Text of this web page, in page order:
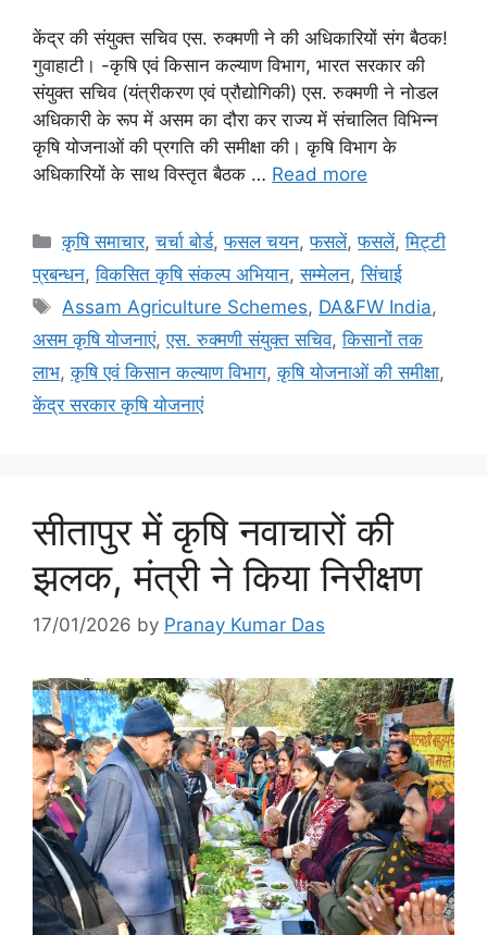
केंद्र की संयुक्त सचिव एस. रुक्मणी ने की अधिकारियों संग बैठक!
गुवाहाटी। -कृषि एवं किसान कल्याण विभाग, भारत सरकार की
संयुक्त सचिव (यंत्रीकरण एवं प्रौद्योगिकी) एस. रुक्मणी ने नोडल
अधिकारी के रूप में असम का दौरा कर राज्य में संचालित विभिन्न
कृषि योजनाओं की प्रगति की समीक्षा की। कृषि विभाग के
अधिकारियों के साथ विस्तृत बैठक … Read more
कृषि समाचार,चर्चा बोर्ड,फसल चयन,फसलें,फसलें,मि‌ट्टी
प्रबन्धन,विकसित कृषि संकल्प अभियान,सम्मेलन,सिंचाई
Assam Agriculture Schemes, DA&FW India,
असम कृषि योजनाएं,एस. रुक्मणी संयुक्त सचिव,किसानों तक
लाभ,कृषि एवं किसान कल्याण विभाग,कृषि योजनाओं की समीक्षा,
केंद्र सरकार कृषि योजनाएं
सीतापुर में कृषि नवाचारों की
झलक, मंत्री ने किया निरीक्षण
17/01/2026 by Pranay Kumar Das